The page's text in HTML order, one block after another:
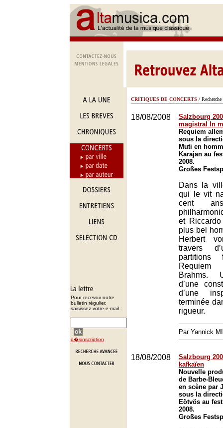
Pour recevoir notre
bulletin régulier,
saisissez votre e-mail :
d�sinscription
CRITIQUES DE CONCERTS / Recherche
18/08/2008
Salzbourg
magistral In
Requiem
sous la
Muti en
Karajan au
2008.
Großes
Dans la
qui le vit
cent
et
plus bel
Herbert
travers
Brahms.
d’une
d’une
terminée
rigueur.
Par Yannick
18/08/2008
Salzbourg
kafkaïen
Nouvelle
de Barbe-
en scène par
sous la
Eötvös au
2008.
Großes